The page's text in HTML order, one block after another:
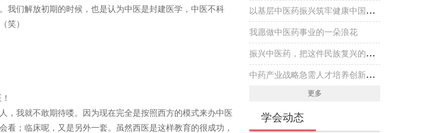
我们解放初期的时候，也是认为中医是封建医学，中医不科
笑）
我就不敢期待喽。因为现在完全是按照西方的模式来办中医
；临床呢，又是另外一套。虽然西医是这样教育的很成功，
以基层中医药振兴筑牢健康中国建设基石
我愿做中医药事业的一朵浪花
振兴中医药，把这件民族复兴的大事做好
中药产业战略急需人才培养创新实践
更多
学会动态